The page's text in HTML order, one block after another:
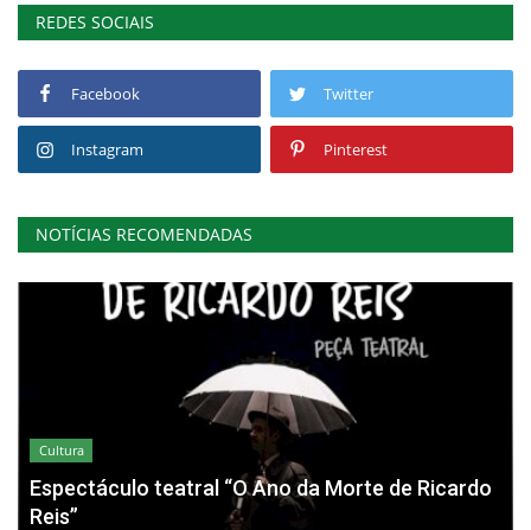
REDES SOCIAIS
Facebook Twitter
Instagram Pinterest
NOTÍCIAS RECOMENDADAS
Cultura
Espectáculo teatral “O Ano da Morte de Ricardo
Reis”